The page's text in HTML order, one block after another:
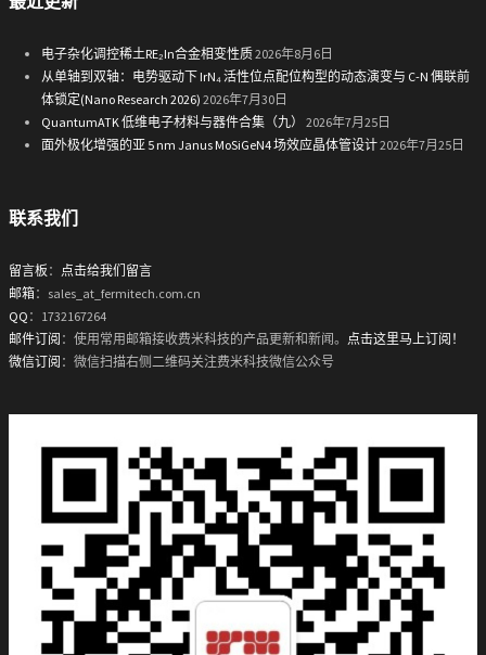
电子杂化调控稀土RE₂In合金相变性质2026年8月6日
从单轴到双轴：电势驱动下 IrN₄ 活性位点配位构型的动态演变与 C-N 偶联前
体锁定(Nano Research 2026) 2026年7月30日
QuantumATK 低维电子材料与器件合集（九）
2026年7月25日
面外极化增强的亚 5 nm Janus MoSiGeN4 场效应晶体管设计2026年7月25日
联系我们
留言板 ： 点击给我们留言
邮箱：sales_at_fermitech.com.cn
QQ ：1732167264
邮件订阅 ：使用常用邮箱接收费米科技的产品更新和新闻。 点击这里马上订阅！
微信订阅 ：微信扫描右侧二维码关注费米科技微信公众号